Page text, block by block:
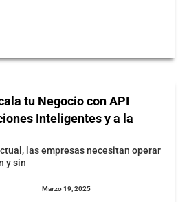
tu Negocio con API
Inteligentes y a la
las empresas necesitan operar
y sin
Marzo 19, 2025